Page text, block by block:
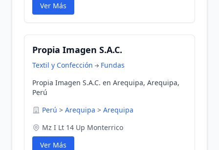
Ver Más
Propia Imagen S.A.C.
Textil y Confección
Fundas
Propia Imagen S.A.C. en Arequipa, Arequipa,
Perú
Perú > Arequipa > Arequipa
Mz I Lt 14 Up Monterrico
Ver Más